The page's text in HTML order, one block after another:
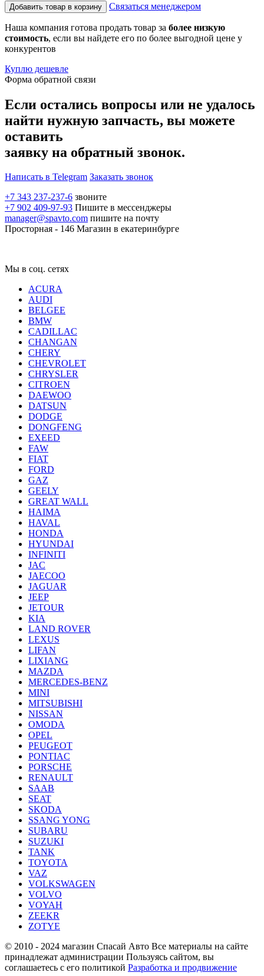
Добавить товар в корзину Связаться менеджером
Наша компания готова продать товар за более низкую
стоимость, если вы найдете его по более выгодной цене у
конкурентов
Куплю дешевле
Форма обратной связи
Если остались вопросы или не удалось
найти нужную запчасть, вы можете
оставить
заявку на обратный звонок.
Написать в Telegram Заказать звонок
+7 343 237-237-6 звоните
+7 902 409-97-93 Пишите в мессенджеры
manager@spavto.com пишите на почту
Просторная - 146 Магазин в екатеринбурге
Мы в соц. сетях
ACURA
AUDI
BELGEE
BMW
CADILLAC
CHANGAN
CHERY
CHEVROLET
CHRYSLER
CITROEN
DAEWOO
DATSUN
DODGE
DONGFENG
EXEED
FAW
FIAT
FORD
GAZ
GEELY
GREAT WALL
HAIMA
HAVAL
HONDA
HYUNDAI
INFINITI
JAC
JAECOO
JAGUAR
JEEP
JETOUR
KIA
LAND ROVER
LEXUS
LIFAN
LIXIANG
MAZDA
MERCEDES-BENZ
MINI
MITSUBISHI
NISSAN
OMODA
OPEL
PEUGEOT
PONTIAC
PORSCHE
RENAULT
SAAB
SEAT
SKODA
SSANG YONG
SUBARU
SUZUKI
TANK
TOYOTA
VAZ
VOLKSWAGEN
VOLVO
VOYAH
ZEEKR
ZOTYE
© 2010 - 2024 магазин Спасай Авто Все материалы на сайте
принадлежат администрации Пользуясь сайтом, вы
соглашаетесь с его политикой Разработка и продвижение